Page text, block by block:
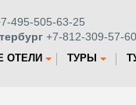
495-505-63-25
+7-812-309-57-60
ОТЕЛИ ТУРЫ